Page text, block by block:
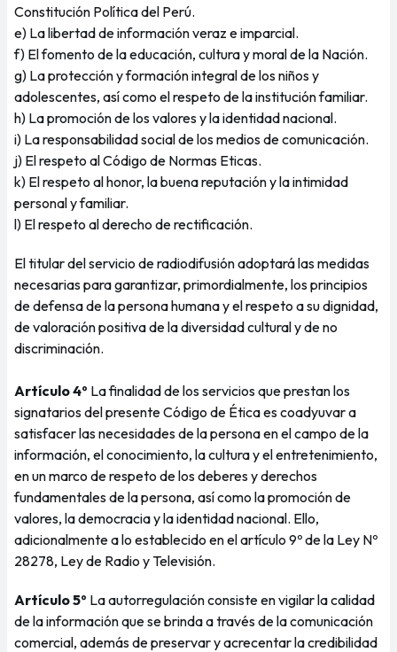
Constitución Política del Perú.
e) La libertad de información veraz e imparcial.
f) El fomento de la educación, cultura y moral de la Nación.
g) La protección y formación integral de los niños y
adolescentes, así como el respeto de la institución familiar.
h) La promoción de los valores y la identidad nacional.
i) La responsabilidad social de los medios de comunicación.
j) El respeto al Código de Normas Eticas.
k) El respeto al honor, la buena reputación y la intimidad
personal y familiar.
l) El respeto al derecho de rectificación.
El titular del servicio de radiodifusión adoptará las medidas
necesarias para garantizar, primordialmente, los principios
de defensa de la persona humana y el respeto a su dignidad,
de valoración positiva de la diversidad cultural y de no
discriminación.
Artículo 4º La finalidad de los servicios que prestan los
signatarios del presente Código de Ética es coadyuvar a
satisfacer las necesidades de la persona en el campo de la
información, el conocimiento, la cultura y el entretenimiento,
en un marco de respeto de los deberes y derechos
fundamentales de la persona, así como la promoción de
valores, la democracia y la identidad nacional. Ello,
adicionalmente a lo establecido en el artículo 9º de la Ley Nº
28278, Ley de Radio y Televisión.
Artículo 5º La autorregulación consiste en vigilar la calidad
de la información que se brinda a través de la comunicación
comercial, además de preservar y acrecentar la credibilidad